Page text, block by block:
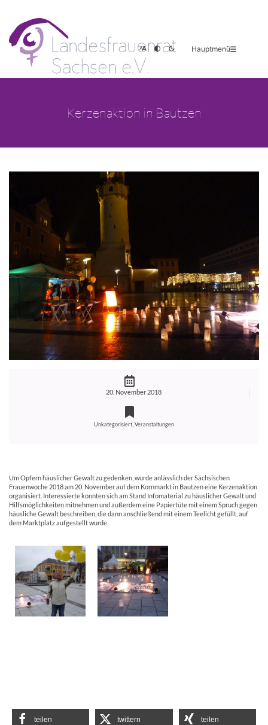
Hauptmenü
Kerzenaktion in Bautzen
20. November 2018
Unkategorisiert Veranstaltungen
Um Opfern häuslicher Gewalt zu gedenken, wurde anlässlich der Sächsischen
Frauenwoche 2018 am 20. November auf dem Kornmarkt in Bautzen eine Kerzenaktion
organisiert. Interessierte konnten sich am Stand Infomaterial zu häuslicher Gewalt und
Hilfsmöglichkeiten mitnehmen und außerdem eine Papiertüte mit einem Spruch gegen
häusliche Gewalt beschreiben, die dann anschließend mit einem Teelicht gefüllt, auf
dem Marktplatz aufgestellt wurde.
teilen twittern teilen